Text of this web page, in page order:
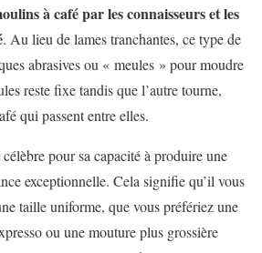
à café par les connaisseurs et les
. Au lieu de lames tranchantes, ce type de
abrasives ou « meules » pour moudre
reste fixe tandis que l’autre tourne,
qui passent entre elles.
pour sa capacité à produire une
exceptionnelle. Cela signifie qu’il vous
taille uniforme, que vous préfériez une
ou une mouture plus grossière